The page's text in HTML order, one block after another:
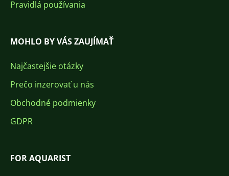
Pravidlá používania
MOHLO BY VÁS ZAUJÍMAŤ
Najčastejšie otázky
Prečo inzerovať u nás
Obchodné podmienky
GDPR
FOR AQUARIST